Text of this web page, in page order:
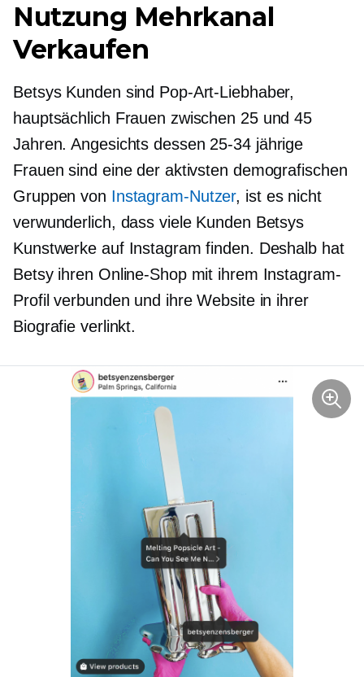
Nutzung Mehrkanal
Verkaufen
Betsys Kunden sind Pop-Art-Liebhaber,
hauptsächlich Frauen zwischen 25 und 45
Jahren. Angesichts dessen 25-34jährige
Frauen sind eine der aktivsten demografischen
Gruppen von Instagram-Nutzer, ist es nicht
verwunderlich, dass viele Kunden Betsys
Kunstwerke auf Instagram finden. Deshalb hat
Betsy ihren Online-Shop mit ihrem Instagram-
Profil verbunden und ihre Website in ihrer
Biografie verlinkt.